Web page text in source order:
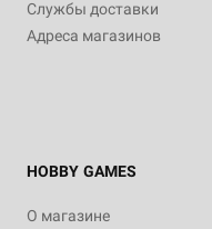
Службы доставки
Адреса магазинов
HOBBY GAMES
О магазине